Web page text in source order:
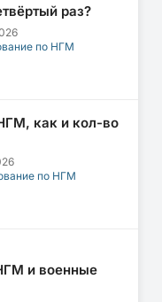
раз?
по НГМ
как и кол-во
по НГМ
и военные